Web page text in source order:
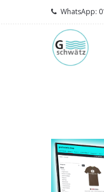
WhatsApp: